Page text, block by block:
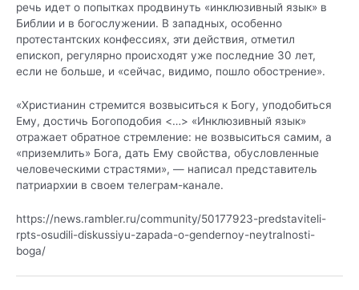
речь идет о попытках продвинуть «инклюзивный язык» в
Библии и в богослужении. В западных, особенно
протестантских конфессиях, эти действия, отметил
епископ, регулярно происходят уже последние 30 лет,
если не больше, и «сейчас, видимо, пошло обострение».
«Христианин стремится возвыситься к Богу, уподобиться
Ему, достичь Богоподобия <…> «Инклюзивный язык»
отражает обратное стремление: не возвыситься самим, а
«приземлить» Бога, дать Ему свойства, обусловленные
человеческими страстями», — написал представитель
патриархии в своем телеграм-канале.
https://news.rambler.ru/community/50177923-predstaviteli-
rpts-osudili-diskussiyu-zapada-o-gendernoy-neytralnosti-
boga/